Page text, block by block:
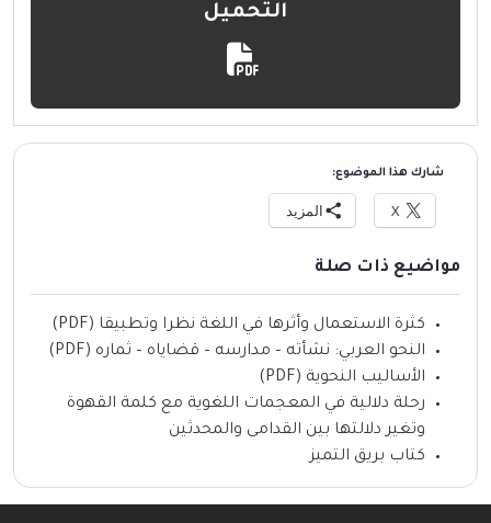
التحميل
شارك هذا الموضوع:
X المزيد
مواضيع ذات صلة
كثرة الاستعمال وأثرها في اللغة نظرا وتطبيقا (PDF)
النحو العربي: نشأته – مدارسه – قضاياه – ثماره (PDF)
الأساليب النحوية (PDF)
رحلة دلالية في المعجمات اللغوية مع كلمة القهوة
وتغير دلالتها بين القدامى والمحدثين
كتاب بريق التميز